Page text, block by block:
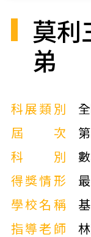
莫利
弟
科展類別
屆次
科別
得獎情形
學校名稱
指導老師